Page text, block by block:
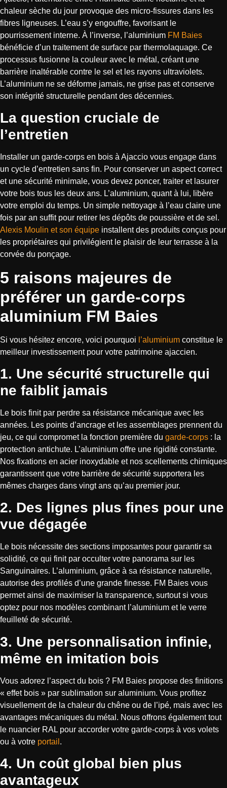
chaleur sèche du jour provoque des micro-fissures dans les
fibres ligneuses. L’eau s’y engouffre, favorisant le
pourrissement interne. À l’inverse, l’aluminium FM Baies
bénéficie d’un traitement de surface par thermolaquage. Ce
processus fusionne la couleur avec le métal, créant une
barrière inaltérable contre le sel et les rayons ultraviolets.
L’aluminium ne se déforme jamais, ne grise pas et conserve
son intégrité structurelle pendant des décennies.
La question cruciale de
l’entretien
Installer un garde-corps en bois à Ajaccio vous engage dans
un cycle d’entretien sans fin. Pour conserver un aspect correct
et une sécurité minimale, vous devez poncer, traiter et lasurer
votre bois tous les deux ans. L’aluminium, quant à lui, libère
votre emploi du temps. Un simple nettoyage à l’eau claire une
fois par an suffit pour retirer les dépôts de poussière et de sel.
Alexis Moulin et son équipe installent des produits conçus pour
les propriétaires qui privilégient le plaisir de leur terrasse à la
corvée du ponçage.
5 raisons majeures de
préférer un garde-corps
aluminium FM Baies
Si vous hésitez encore, voici pourquoi l’aluminium constitue le
meilleur investissement pour votre patrimoine ajaccien.
1. Une sécurité structurelle qui
ne faiblit jamais
Le bois finit par perdre sa résistance mécanique avec les
années. Les points d’ancrage et les assemblages prennent du
jeu, ce qui compromet la fonction première du garde-corps : la
protection antichute. L’aluminium offre une rigidité constante.
Nos fixations en acier inoxydable et nos scellements chimiques
garantissent que votre barrière de sécurité supportera les
mêmes charges dans vingt ans qu’au premier jour.
2. Des lignes plus fines pour une
vue dégagée
Le bois nécessite des sections imposantes pour garantir sa
solidité, ce qui finit par occulter votre panorama sur les
Sanguinaires. L’aluminium, grâce à sa résistance naturelle,
autorise des profilés d’une grande finesse. FM Baies vous
permet ainsi de maximiser la transparence, surtout si vous
optez pour nos modèles combinant l’aluminium et le verre
feuilleté de sécurité.
3. Une personnalisation infinie,
même en imitation bois
Vous adorez l’aspect du bois ? FM Baies propose des finitions
« effet bois » par sublimation sur aluminium. Vous profitez
visuellement de la chaleur du chêne ou de l’ipé, mais avec les
avantages mécaniques du métal. Nous offrons également tout
le nuancier RAL pour accorder votre garde-corps à vos volets
ou à votre portail .
4. Un coût global bien plus
avantageux